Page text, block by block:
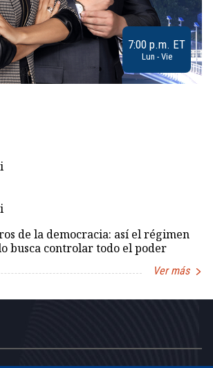
7:00 p.m. ET
Lun - Vie
de la democracia: así el régimen
busca controlar todo el poder
Ver más